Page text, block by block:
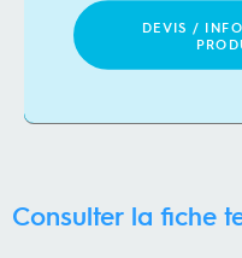
DEVIS /
Consulter la fiche